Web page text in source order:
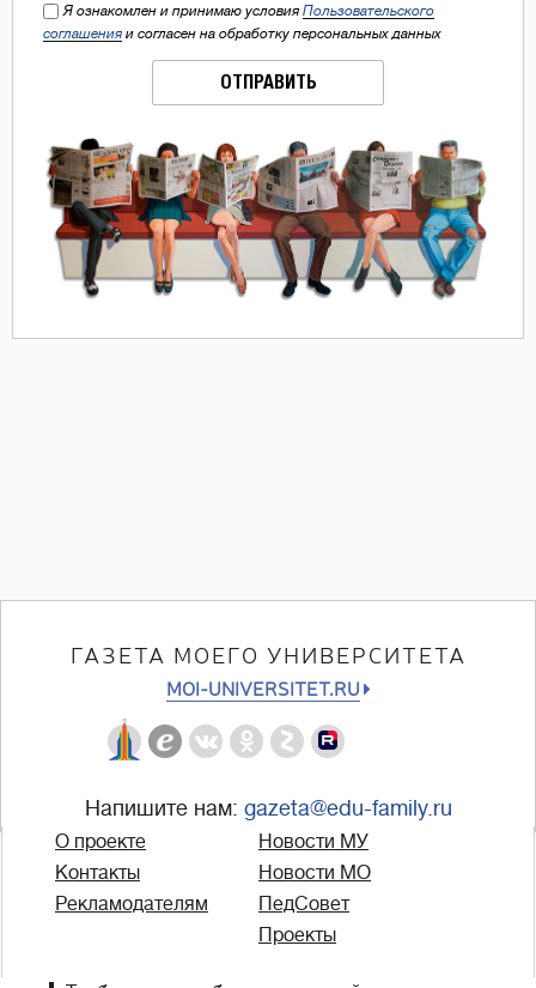
Я ознакомлен и принимаю условия Пользовательского
соглашения и согласен на обработку персональных данных
ОТПРАВИТЬ
ГАЗЕТА МОЕГО УНИВЕРСИТЕТА
MOI-UNIVERSITET.RU
Напишите нам: gazeta@edu-family.ru
О проекте
Контакты
Рекламодателям
Новости МУ
Новости МО
ПедСовет
Проекты